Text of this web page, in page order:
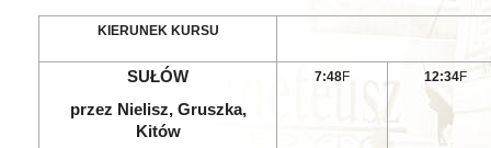
KIERUNEK KURSU
SUŁÓW
przez Nielisz, Gruszka,
Kitów
7:48F 12:34F